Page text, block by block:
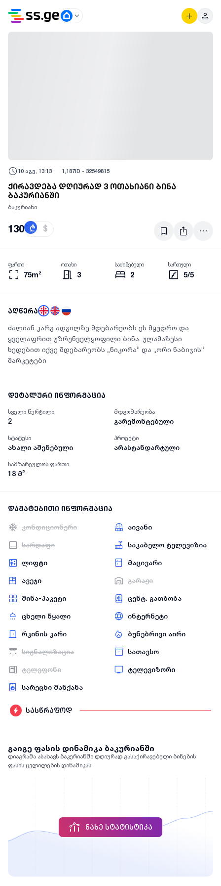
10 აგვ, 13:13 1,187ID - 32549815
ქირავდება დღიურად 3 ოთახიანი ბინა
ბაკურიანში
ბაკურიანი
130 ₾ $
75m²
ფართი
3
ოთახი
2
საძინებელი
5/5
სართული
აღწერა
ძალიან კარგ ადგილზე მდებარეობს ეს მყუდრო და
ყველაფრით უზრუნველყოფილი ბინა. ულამაზესი
ხედებით იქვე მდებარეობს „ნიკორა“ და „ორი ნაბიჯის“
მარკეტები
დეტალური ინფორმაცია
სველი წერტილი
2
მდგომარეობა
გარემონტებული
სტატუსი
ახალი აშენებული
პროექტი
არასტანდარტული
სამზარეულოს ფართი
18 მ²
დამატებითი ინფორმაცია
კონდიციონერი აივანი
სარდაფი საკაბელო ტელევიზია
ლიფტი მაცივარი
ავეჯი გარაჟი
მინა-პაკეტი ცენტ. გათბობა
ცხელი წყალი ინტერნეტი
რკინის კარი ბუნებრივი აირი
სიგნალიზაცია სათავსო
ტელეფონი ტელევიზორი
სარეცხი მანქანა
სასწრაფოდ
გაიგე ფასის დინამიკა ბაკურიანში
დიაგრამა ასახავს ბაკურიანში დღიურად გასაქირავებელი ბინების
ფასის ცვლილების დინამიკას
ᲜᲐᲮᲔ ᲡᲢᲐᲢᲘᲡᲢᲘᲙᲐ